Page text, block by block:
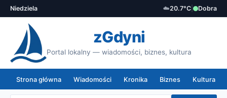
Niedziela ☁️20.7°C Dobra
zGdyni
Portal lokalny — wiadomości, biznes, kultura
Strona główna Wiadomości Kronika Biznes Kultura